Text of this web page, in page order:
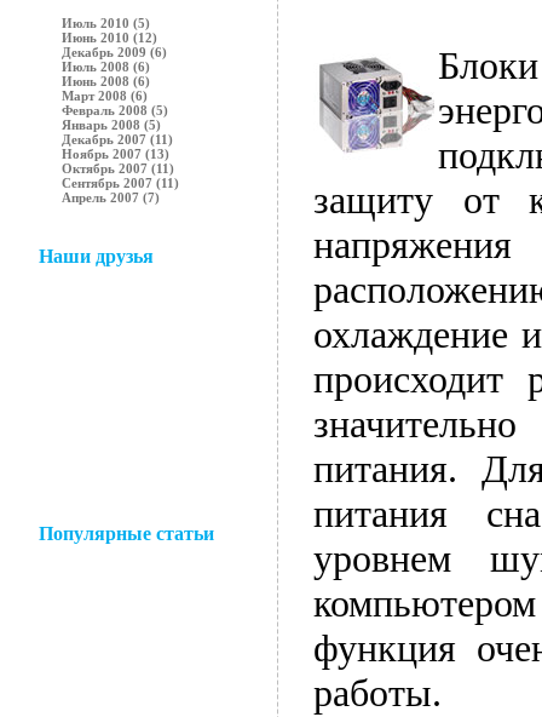
Июль 2010 (5)
Июнь 2010 (12)
Декабрь 2009 (6)
Июль 2008 (6)
Июнь 2008 (6)
Март 2008 (6)
Февраль 2008 (5)
Январь 2008 (5)
Декабрь 2007 (11)
Ноябрь 2007 (13)
Октябрь 2007 (11)
Сентябрь 2007 (11)
Апрель 2007 (7)
Наши друзья
Популярные статьи
защиту от
напряжения
охлаждение
происходит
питания.
питания
уровнем
функция
работы.